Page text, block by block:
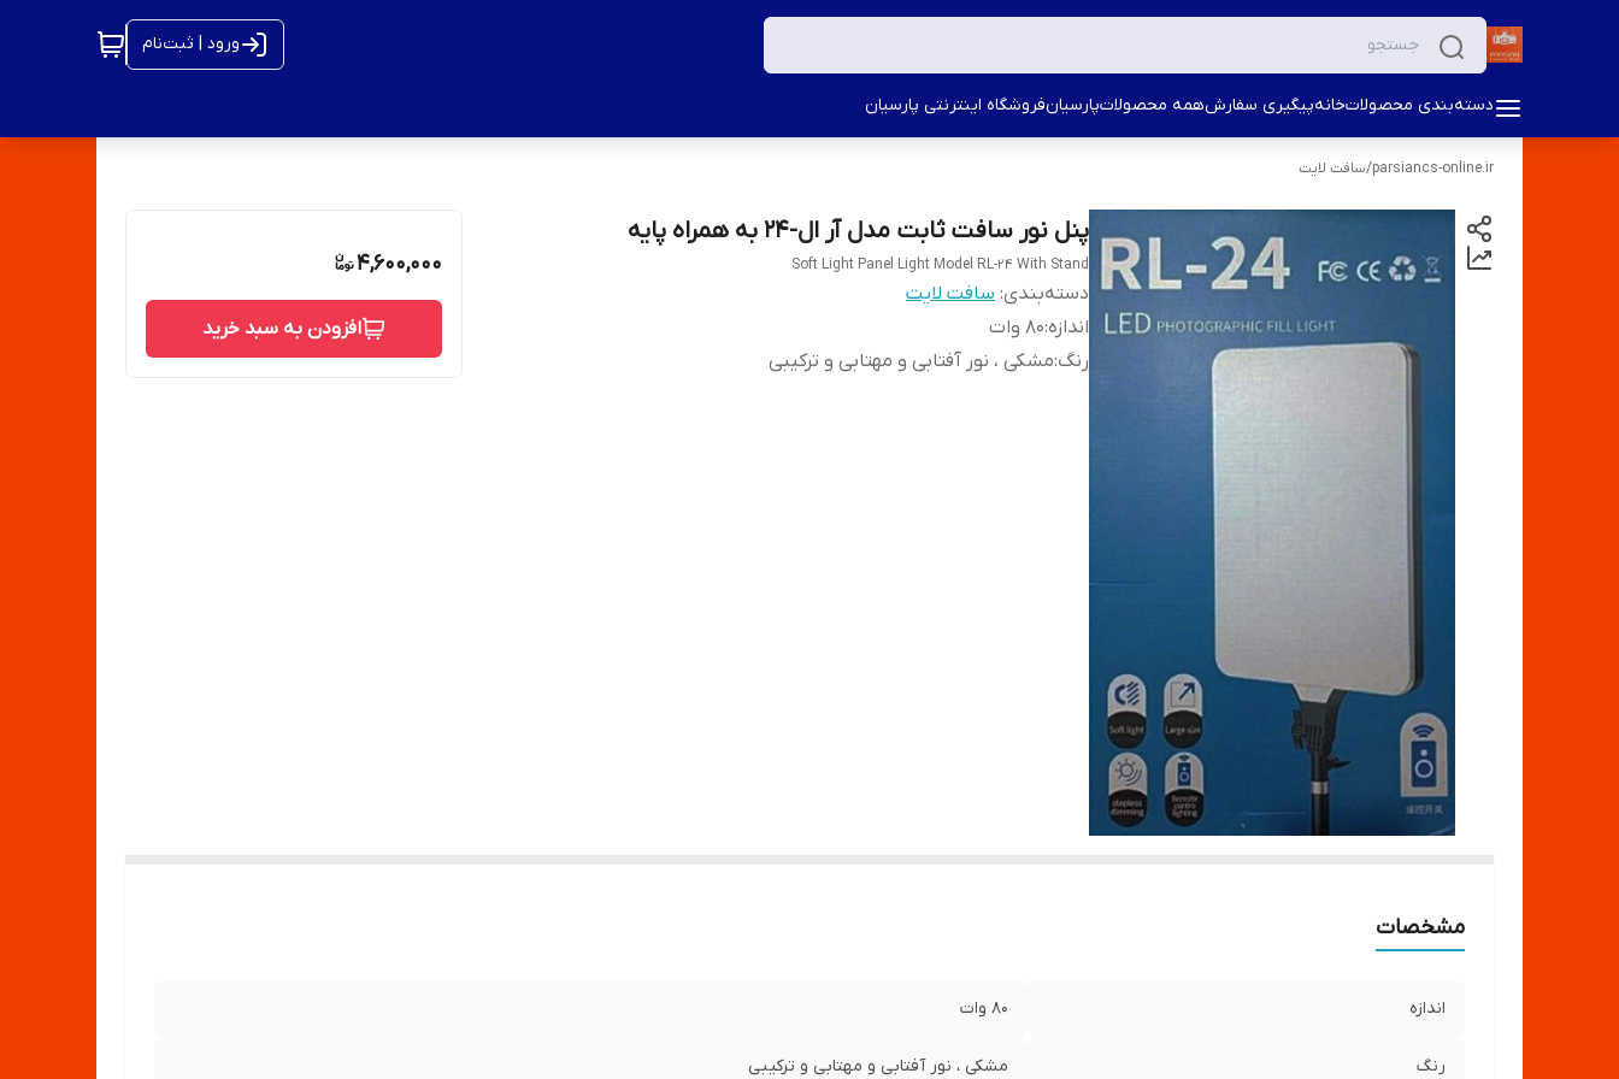
ورود | ثبت‌نام
دسته‌بندی محصولاتخانهپیگیری سفارشهمه محصولاتپارسیانفروشگاه اینترنتی پارسیان
parsiancs-online.ir
/سافت لایت
پنل نور سافت ثابت مدل آر ال-٢۴ به همراه پایه
Soft Light Panel Light Model RL-24 With Stand
دسته‌بندی: سافت لایت
اندازه:80 وات
رنگ:مشکی ، نور آفتابی و مهتابی و ترکیبی
4,600,000
افزودن به سبد خرید
مشخصات
اندازه 80 وات
رنگ مشکی ، نور آفتابی و مهتابی و ترکیبی